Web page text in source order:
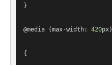
}
@media (max-width: 420px)
{